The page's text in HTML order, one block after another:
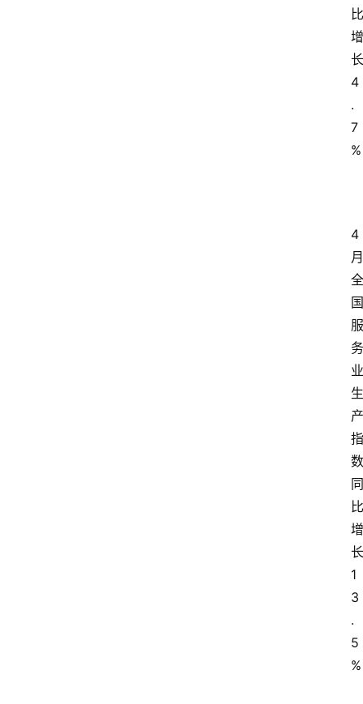
比
增
长
4
.
7
%
4
月
全
国
服
务
业
生
产
指
数
同
比
增
长
1
3
.
5
%